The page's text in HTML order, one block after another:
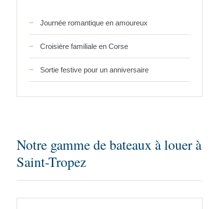
Journée romantique en amoureux
Croisière familiale en Corse
Sortie festive pour un anniversaire
Notre gamme de bateaux à louer à
Saint-Tropez